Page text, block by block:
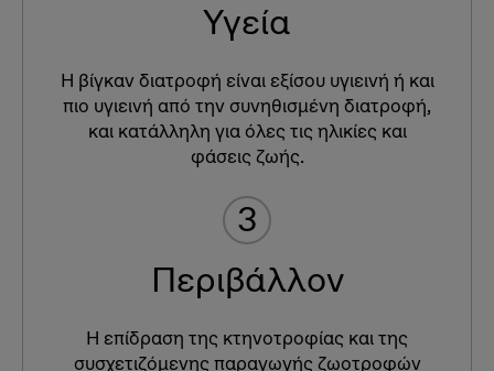
Υγεία
Η βίγκαν διατροφή είναι εξίσου υγιεινή ή και
πιο υγιεινή από την συνηθισμένη διατροφή,
και κατάλληλη για όλες τις ηλικίες και
φάσεις ζωής.
3
Περιβάλλον
Η επίδραση της κτηνοτροφίας και της
συσχετιζόμενης παραγωγής ζωοτροφών